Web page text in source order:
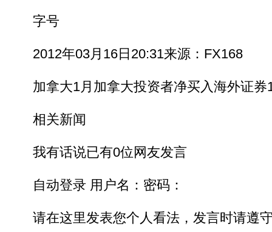
字号
2012年03月16日20:31来源：FX168
加拿大1月加拿大投资者净买入海外证券
相关新闻
我有话说已有0位网友发言
自动登录 用户名：密码：
请在这里发表您个人看法，发言时请遵